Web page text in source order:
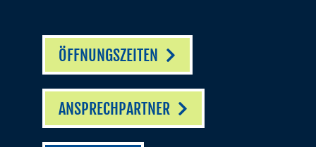
ÖFFNUNGSZEITEN
ANSPRECHPARTNER